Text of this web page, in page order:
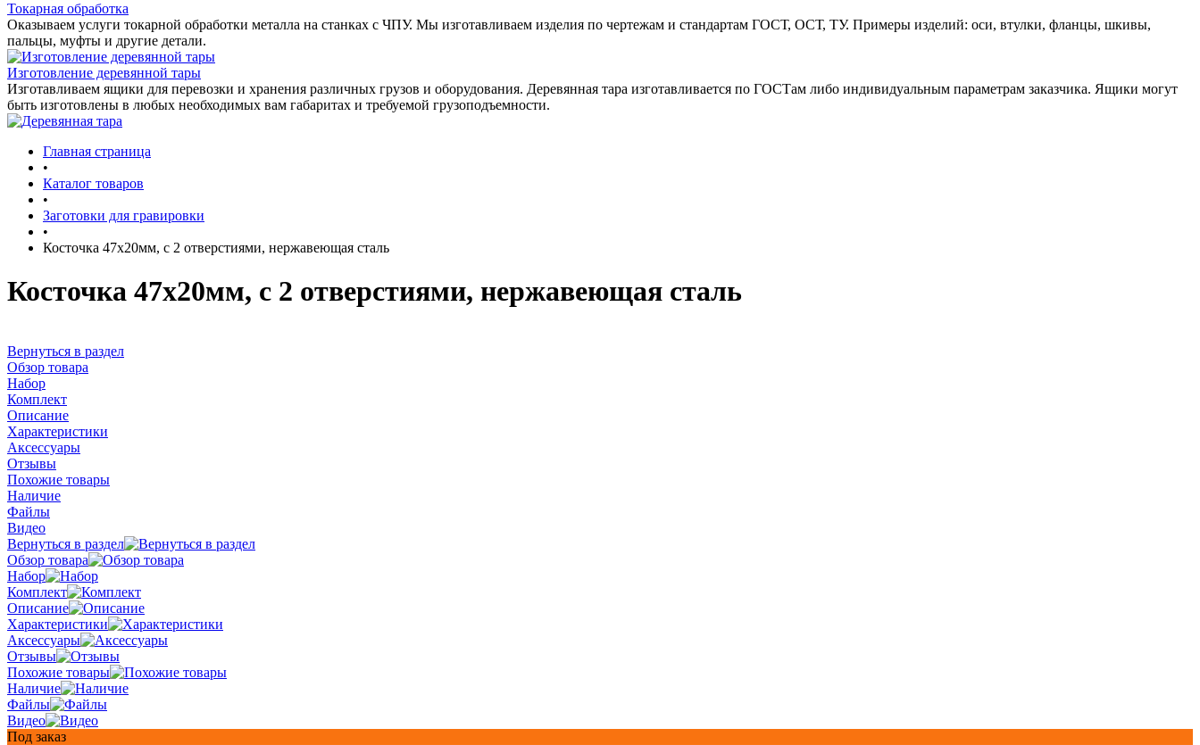
Токарная обработка
Оказываем услуги токарной обработки металла на станках с ЧПУ. Мы изготавливаем изделия по чертежам и стандартам ГОСТ, ОСТ, ТУ. Примеры изделий: оси, втулки, фланцы, шкивы,
пальцы, муфты и другие детали.
Изготовление деревянной тары
Изготавливаем ящики для перевозки и хранения различных грузов и оборудования. Деревянная тара изготавливается по ГОСТам либо индивидуальным параметрам заказчика. Ящики могут
быть изготовлены в любых необходимых вам габаритах и требуемой грузоподъемности.
Главная страница
•
Каталог товаров
•
Заготовки для гравировки
•
Косточка 47x20мм, c 2 отверстиями, нержавеющая сталь
Косточка 47x20мм, c 2 отверстиями, нержавеющая сталь
Вернуться в раздел
Обзор товара
Набор
Комплект
Описание
Характеристики
Аксессуары
Отзывы
Похожие товары
Наличие
Файлы
Видео
Вернуться в раздел
Обзор товара
Набор
Комплект
Описание
Характеристики
Аксессуары
Отзывы
Похожие товары
Наличие
Файлы
Видео
Под заказ